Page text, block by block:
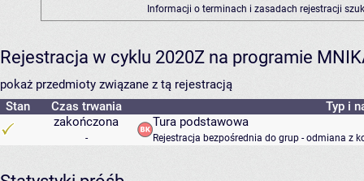
Informacji o terminach i zasadach rejestracji
Rejestracja w cyklu 2020Z na programie
pokaż przedmioty związane z tą rejestracją
Stan
Czas trwania
Typ i
zakończona
-
Tura podstawowa
Rejestracja bezpośrednia do grup - odmiana z